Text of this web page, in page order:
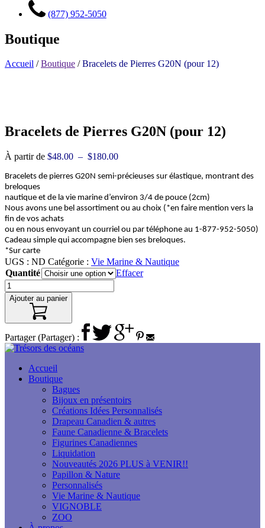
(877) 952-5050
Boutique
Accueil /Boutique /Bracelets de Pierres G20N (pour 12)
Bracelets de Pierres G20N (pour 12)
À partir de $48.00 – $180.00Plage
prix :
à
$180.00
Bracelets de pierres G20N semi-précieuses sur élastique, montrant des
breloques
nautique et de la vie marine d’environ 3/4 de pouce (2cm)
Nous avons une bel assortiment ou au choix (*en faire mention vers la
fin de vos achats
ou en nous envoyant un courriel ou par téléphone au 1-877-952-5050)
Cadeau simple qui accompagne bien ses breloques.
*Sur carte
UGS : ND Catégorie : Vie Marine & Nautique
Quantité
Effacer
Ajouter au panier
Partager (Partager) :
Accueil
Boutique
Bagues
Bijoux en présentoirs
Créations Idées Personnalisés
Drapeau Canadien & autres
Faune Canadienne & Bracelets
Figurines Canadiennes
Liquidation
Nouveautés 2026 PLUS à VENIR!!
Papillon & Nature
Personnalisés
Vie Marine & Nautique
VIGNOBLE
ZOO